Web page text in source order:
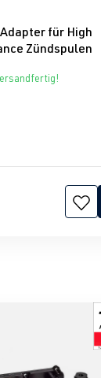
für High
Zündspulen